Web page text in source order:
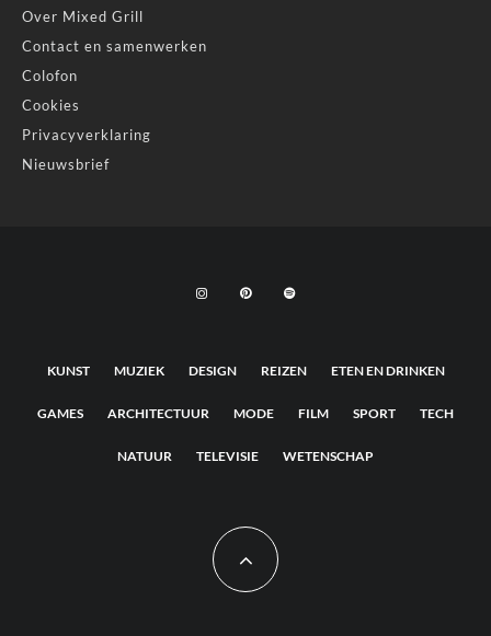
Over Mixed Grill
Contact en samenwerken
Colofon
Cookies
Privacyverklaring
Nieuwsbrief
KUNST MUZIEK DESIGN REIZEN ETEN EN DRINKEN
GAMES ARCHITECTUUR MODE FILM SPORT TECH
NATUUR TELEVISIE WETENSCHAP